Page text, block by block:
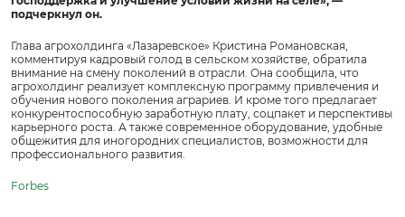
подчеркнул он.
Глава агрохолдинга «Лазаревское» Кристина Романовская,
комментируя кадровый голод в сельском хозяйстве, обратила
внимание на смену поколений в отрасли. Она сообщила, что
агрохолдинг реализует комплексную программу привлечения и
обучения нового поколения аграриев. И кроме того предлагает
конкурентоспособную заработную плату, соцпакет и перспективы
карьерного роста. А также современное оборудование, удобные
общежития для иногородних специалистов, возможности для
профессионального развития.
Forbes